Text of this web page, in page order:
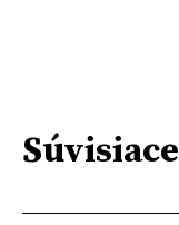
Súvisiace